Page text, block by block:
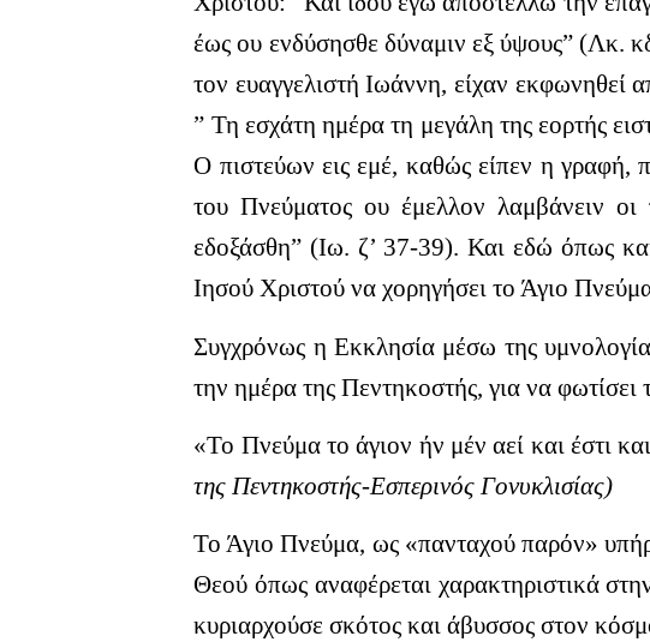
έως ου ενδύσησθε δύναμιν εξ ύψους” (Λκ.
τον ευαγγελιστή Ιωάννη, είχαν
” Τη εσχάτη ημέρα τη μεγάλη της εορτής
Ο πιστεύων εις εμέ, καθώς είπεν η γραφή,
του Πνεύματος ου έμελλον λαμβάνειν
εδοξάσθη” (Ιω. ζ’ 37-39).Και εδώ όπως
Ιησού Χριστού να χορηγήσει το Άγιο
Συγχρόνως η Εκκλησία μέσω της
την ημέρα της Πεντηκοστής, για να
«Το Πνεύμα το άγιον ήν μέν αεί και έστι
της Πεντηκοστής-Εσπερινός Γονυκλισίας)
Το Άγιο Πνεύμα, ως «πανταχού παρόν»
Θεού όπως αναφέρεται χαρακτηριστικά
κυριαρχούσε σκότος και άβυσσος στον